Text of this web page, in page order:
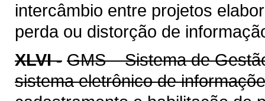
intercâmbio entre projetos
perda ou distorção de
XLVI - GMS – Sistema de
sistema eletrônico de